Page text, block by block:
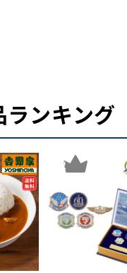
ンキング
2